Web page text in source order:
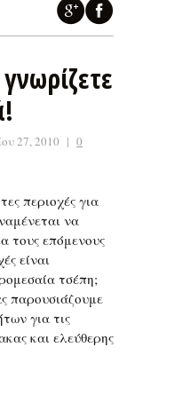
27, 2010 | 0
περιοχές για
να
τους επόμενους
είναι
τσέπη;
παρουσιάζουμε
για τις
και ελεύθερης